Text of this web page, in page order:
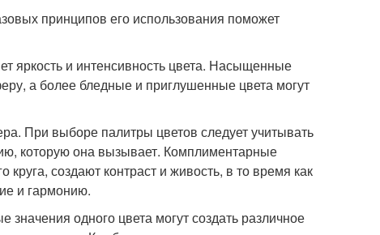
принципов его использования поможет
яркость и интенсивность цвета. Насыщенные
а более бледные и приглушенные цвета могут
При выборе палитры цветов следует учитывать
которую она вызывает. Комплиментарные
создают контраст и живость, в то время как
и гармонию.
значения одного цвета могут создать различное